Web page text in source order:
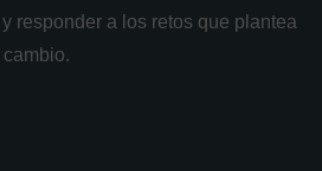
responder a los retos que plantea